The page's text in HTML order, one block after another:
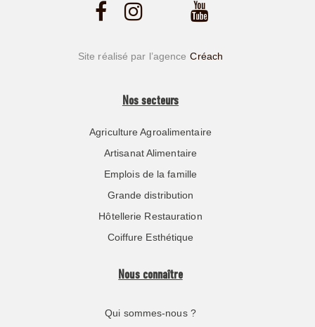
Site réalisé par l’agence Créach
Nos secteurs
Agriculture Agroalimentaire
Artisanat Alimentaire
Emplois de la famille
Grande distribution
Hôtellerie Restauration
Coiffure Esthétique
Nous connaître
Qui sommes-nous ?